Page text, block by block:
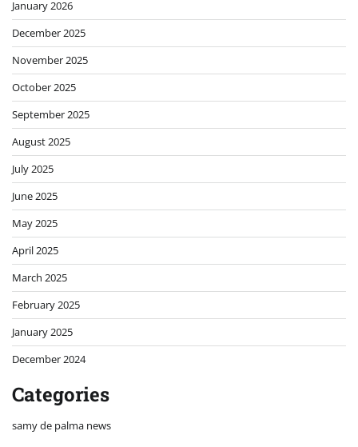
January 2026
December 2025
November 2025
October 2025
September 2025
August 2025
July 2025
June 2025
May 2025
April 2025
March 2025
February 2025
January 2025
December 2024
Categories
samy de palma news